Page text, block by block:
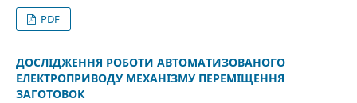
PDF
ДОСЛІДЖЕННЯ РОБОТИ АВТОМАТИЗОВАНОГО
ЕЛЕКТРОПРИВОДУ МЕХАНІЗМУ ПЕРЕМІЩЕННЯ
ЗАГОТОВОК